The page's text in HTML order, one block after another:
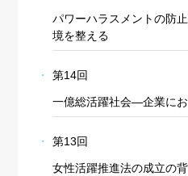
パワーハラスメントの防
境を整える
第14回
一億総活躍社会―企業に
第13回
女性活躍推進法の成立の